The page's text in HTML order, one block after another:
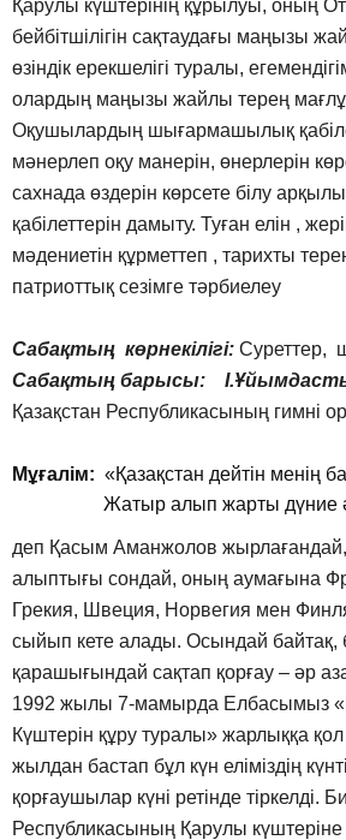
Қарулы күштерінің құрылуы, оның
бейбітшілігін сақтаудағы маңызы
өзіндік ерекшелігі туралы,
олардың маңызы жайлы терең
Оқушылардың шығармашылық
мәнерлеп оқу манерін, өнерлерін
сахнада өздерін көрсете білу
қабілеттерін дамыту. Туған елін ,
мәдениетін құрметтеп , тарихты
патриоттық сезімге тәрбиелеу
Сабақтың көрнекілігі: Суреттер,
Сабақтың барысы:
Қазақстан Республикасының гимні
Мұғалім: «Қазақстан дейтін менің
Жатыр алып жарты дүние
деп Қасым Аманжолов жырлағандай,
алыптығы сондай, оның аумағына
Грекия, Швеция, Норвегия мен
сыйып кете алады. Осындай байтақ,
қарашығындай сақтап қорғау – әр
1992 жылы 7-мамырда Елбасымыз
Күштерін құру туралы» жарлыққа
жылдан бастап бұл күн еліміздің
қорғаушылар күні ретінде тіркелді.
Республикасының Қарулы